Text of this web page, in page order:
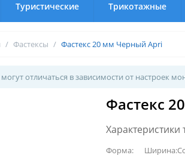
Туристические Трикотажные
/ Фастексы / Фастекс 20 мм Черный Apri
отличаться в зависимости от настроек
Фастекс
Характеристики
Форма: Ширина: